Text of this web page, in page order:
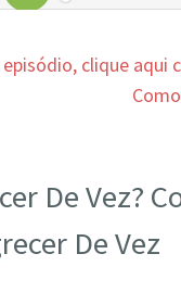
clique
De Vez?
De Vez